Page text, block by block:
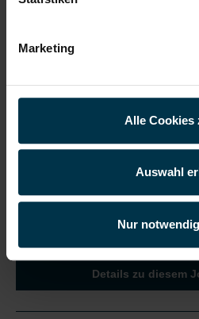
Marketing
Alle Cookies
Auswahl
Nur
Wir freuen uns darauf, dich
Details zu diesem